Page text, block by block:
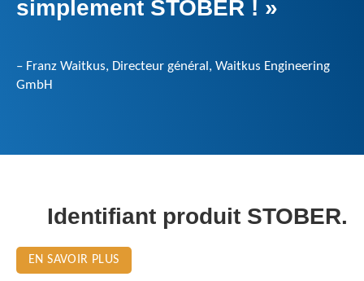
simplement STOBER ! »
– Franz Waitkus, Directeur général, Waitkus Engineering
GmbH
Identifiant produit STOBER.
EN SAVOIR PLUS